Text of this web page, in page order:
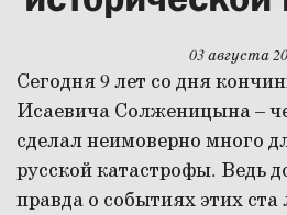
03 августа
Сегодня 9 лет со дня
Исаевича Солженицына –
сделал неимоверно много
русской катастрофы. Ведь
правда о событиях этих ста